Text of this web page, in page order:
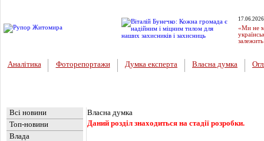
«Ми не
Аналітика Фоторепортажи Думка експерта Власна думка
Всі новини
Топ-новини
Влада
Власна думка
Даний розділ знаходиться на стадії розробки.